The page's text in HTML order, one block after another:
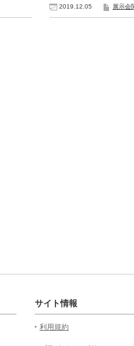
2019.12.05 展示会
サイト情報
利用規約